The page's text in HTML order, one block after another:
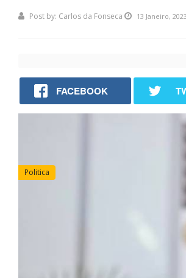
Post by: Carlos da Fonseca 13 Janeiro, 2023
FACEBOOK
Politica